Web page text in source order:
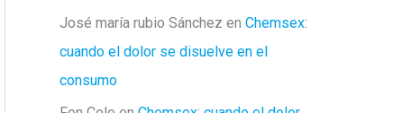
José maría rubio Sánchez en Chemsex:
cuando el dolor se disuelve en el
consumo